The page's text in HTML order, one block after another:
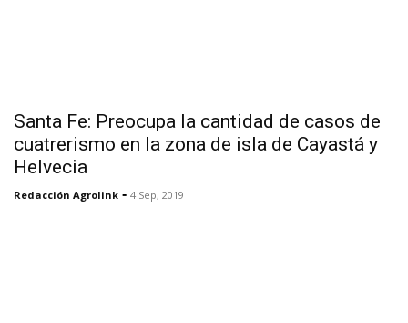
Santa Fe: Preocupa la cantidad de casos de
cuatrerismo en la zona de isla de Cayastá y
Helvecia
Redacción Agrolink - 4 Sep, 2019